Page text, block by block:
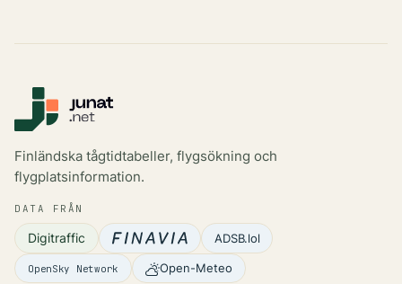
Finländska tågtidtabeller, flygsökning och
flygplatsinformation.
DATA FRÅN
Digitraffic ADSB.lol
OpenSky Network Open-Meteo